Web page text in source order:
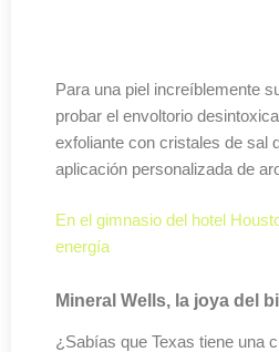
Para una piel increíblemente
probar el envoltorio
exfoliante con cristales de sal
aplicación personalizada de
En el gimnasio del hotel
energía
Mineral Wells, la joya del
¿Sabías que Texas tiene una